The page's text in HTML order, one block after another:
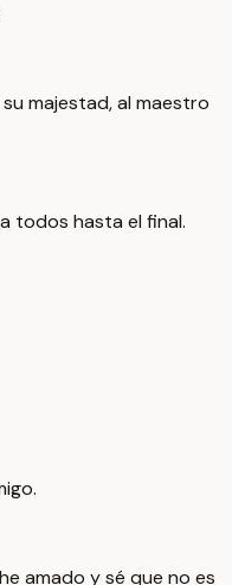
majestad, al maestro
todos hasta el final.
amado y sé que no es